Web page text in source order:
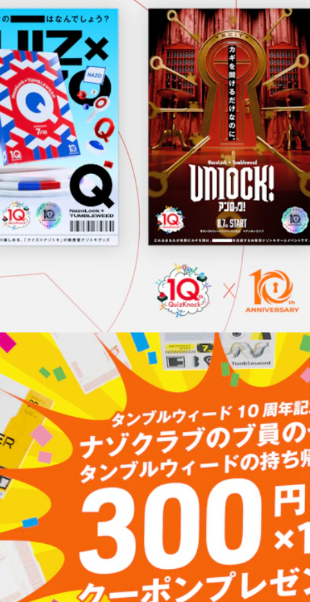
【情報解禁】QuizKnock×タンブルウィードのコラボがいよ
いよ開催